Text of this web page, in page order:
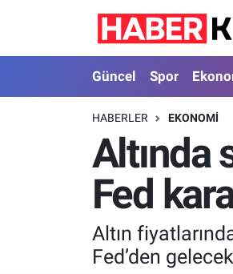
Güncel Spor
HABERLER EKONOMI
Altında
Fed
Altın
Fed’den
Güncel
Spor
Ekonomi
Magazin
Nöbetçi Eczaneler
Hava Durumu
İstanbul Namaz Vakitleri
Trafik Durumu
Süper Lig Puan Durumu ve
Tüm Manşetler